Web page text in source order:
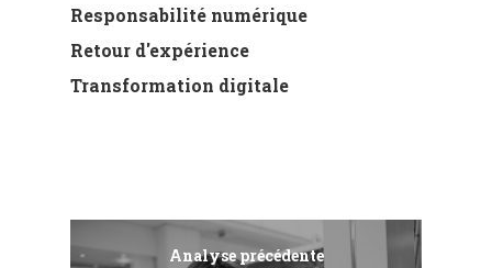
Responsabilité numérique
Retour d'expérience
Transformation digitale
Analyse précédente